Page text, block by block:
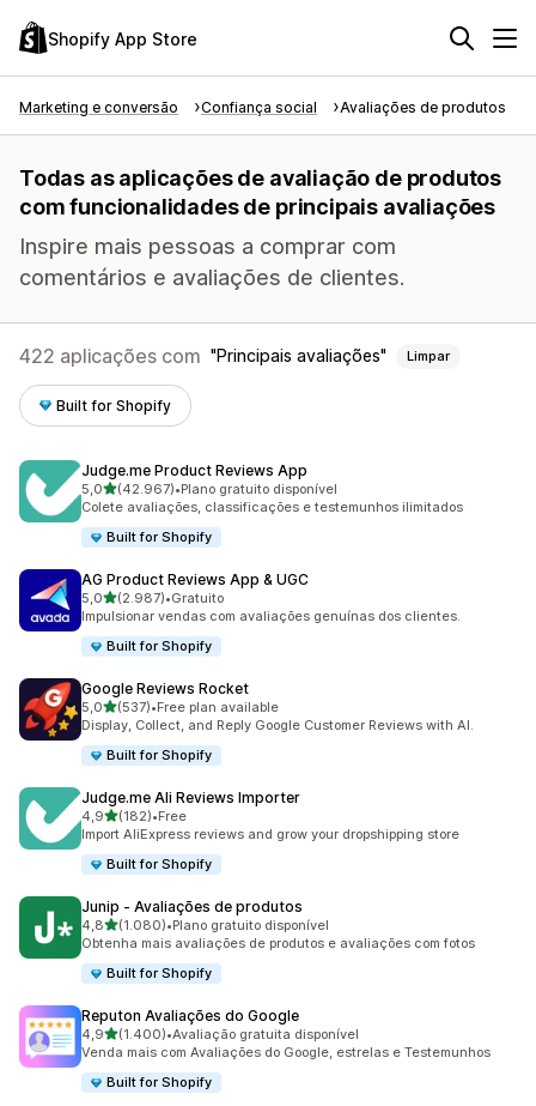
Shopify App Store
Marketing e conversão Confiança social Avaliações de produtos
Todas as aplicações de avaliação de produtos
com funcionalidades de principais avaliações
Inspire mais pessoas a comprar com
comentários e avaliações de clientes.
422 aplicações com Principais avaliações Limpar
Built for Shopify
Judge.me Product Reviews App
5,0de 5 estrelas
(42.967)
42967 total de avaliações
•Plano gratuito disponível
Colete avaliações, classificações e testemunhos ilimitados
Built for Shopify
AG Product Reviews App & UGC
5,0de 5 estrelas
(2.987)
2987 total de avaliações
•Gratuito
Impulsionar vendas com avaliações genuínas dos clientes.
Built for Shopify
Google Reviews Rocket
5,0de 5 estrelas
(537)
537 total de avaliações
•Free plan available
Display, Collect, and Reply Google Customer Reviews with AI.
Built for Shopify
Judge.me Ali Reviews Importer
4,9de 5 estrelas
(182)
182 total de avaliações
•Free
Import AliExpress reviews and grow your dropshipping store
Built for Shopify
Junip ‑ Avaliações de produtos
4,8de 5 estrelas
(1.080)
1080 total de avaliações
•Plano gratuito disponível
Obtenha mais avaliações de produtos e avaliações com fotos
Built for Shopify
Reputon Avaliações do Google
4,9de 5 estrelas
(1.400)
1400 total de avaliações
•Avaliação gratuita disponível
Venda mais com Avaliações do Google, estrelas e Testemunhos
Built for Shopify